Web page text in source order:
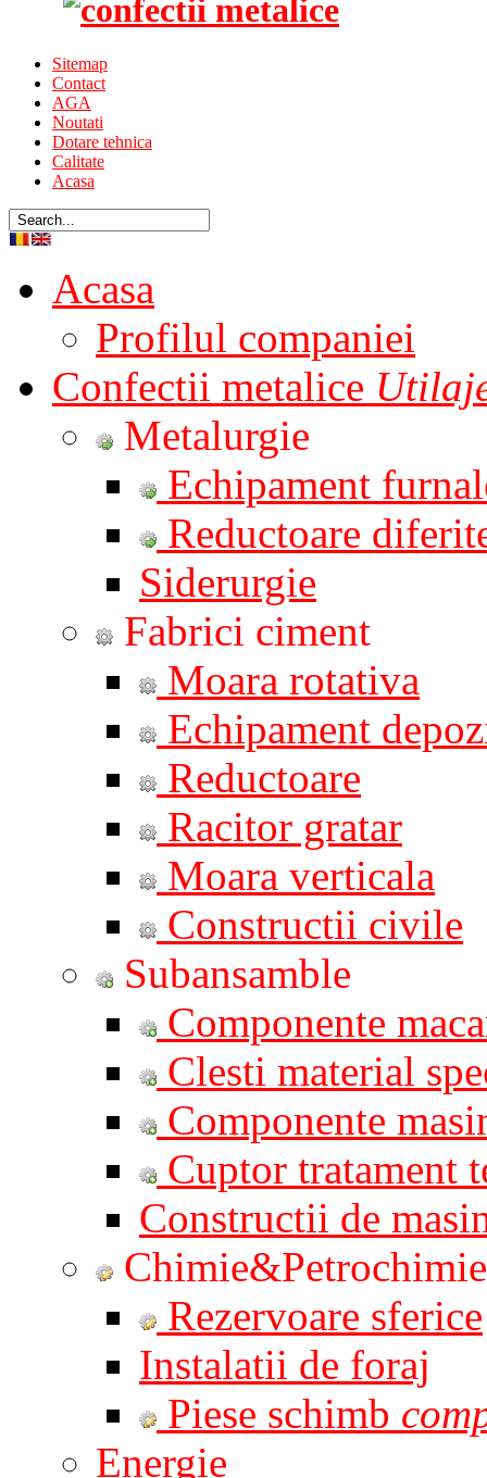
Sitemap
Contact
AGA
Noutati
Dotare tehnica
Calitate
Acasa
Acasa
Profilul companiei
Confectii metalice
Metalurgie
Echipament
Reductoare
Siderurgie
Fabrici ciment
Moara rotativa
Echipament
Reductoare
Racitor gratar
Moara verticala
Constructii civile
Subansamble
Componente
Clesti material
Componente
Cuptor tratament
Constructii de
Chimie&Petrochimie
Rezervoare sferice
Instalatii de foraj
Piese schimb
Energie